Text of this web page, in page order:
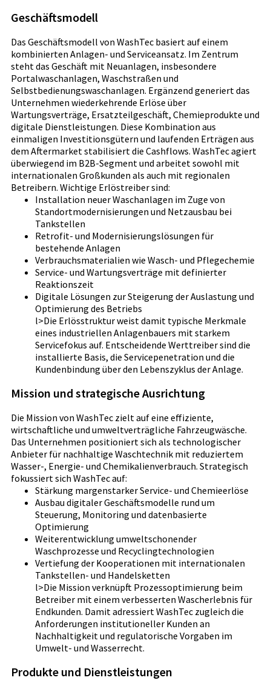
Geschäftsmodell
Das Geschäftsmodell von WashTec basiert auf einem
kombinierten Anlagen- und Serviceansatz. Im Zentrum
steht das Geschäft mit Neuanlagen, insbesondere
Portalwaschanlagen, Waschstraßen und
Selbstbedienungswaschanlagen. Ergänzend generiert das
Unternehmen wiederkehrende Erlöse über
Wartungsverträge, Ersatzteilgeschäft, Chemieprodukte und
digitale Dienstleistungen. Diese Kombination aus
einmaligen Investitionsgütern und laufenden Erträgen aus
dem Aftermarket stabilisiert die Cashflows. WashTec agiert
überwiegend im B2B-Segment und arbeitet sowohl mit
internationalen Großkunden als auch mit regionalen
Betreibern. Wichtige Erlöstreiber sind:
Installation neuer Waschanlagen im Zuge von
Standortmodernisierungen und Netzausbau bei
Tankstellen
Retrofit- und Modernisierungslösungen für
bestehende Anlagen
Verbrauchsmaterialien wie Wasch- und Pflegechemie
Service- und Wartungsverträge mit definierter
Reaktionszeit
Digitale Lösungen zur Steigerung der Auslastung und
Optimierung des Betriebs
l>Die Erlösstruktur weist damit typische Merkmale
eines industriellen Anlagenbauers mit starkem
Servicefokus auf. Entscheidende Werttreiber sind die
installierte Basis, die Servicepenetration und die
Kundenbindung über den Lebenszyklus der Anlage.
Mission und strategische Ausrichtung
Die Mission von WashTec zielt auf eine effiziente,
wirtschaftliche und umweltverträgliche Fahrzeugwäsche.
Das Unternehmen positioniert sich als technologischer
Anbieter für nachhaltige Waschtechnik mit reduziertem
Wasser-, Energie- und Chemikalienverbrauch. Strategisch
fokussiert sich WashTec auf:
Stärkung margenstarker Service- und Chemieerlöse
Ausbau digitaler Geschäftsmodelle rund um
Steuerung, Monitoring und datenbasierte
Optimierung
Weiterentwicklung umweltschonender
Waschprozesse und Recyclingtechnologien
Vertiefung der Kooperationen mit internationalen
Tankstellen- und Handelsketten
l>Die Mission verknüpft Prozessoptimierung beim
Betreiber mit einem verbesserten Wascherlebnis für
Endkunden. Damit adressiert WashTec zugleich die
Anforderungen institutioneller Kunden an
Nachhaltigkeit und regulatorische Vorgaben im
Umwelt- und Wasserrecht.
Produkte und Dienstleistungen